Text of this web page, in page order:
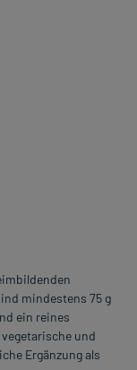
mindestens 75 g
ein reines
und
Ergänzung als